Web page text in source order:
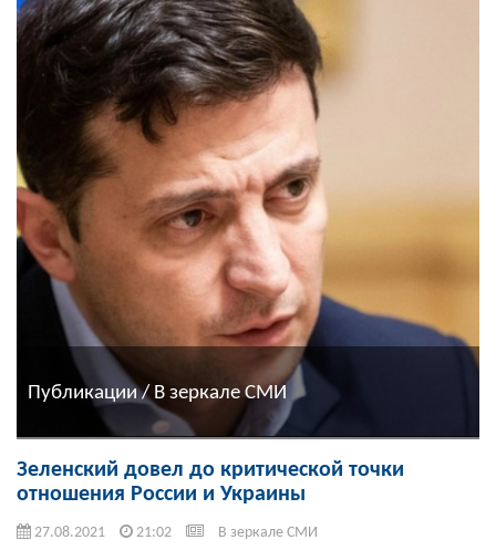
Публикации / В зеркале СМИ
Зеленский довел до критической точки
отношения России и Украины
27.08.2021 21:02 В зеркале СМИ